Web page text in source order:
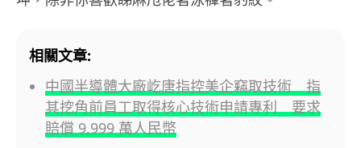
相關文章:
中國半導體大廠屹唐指控美企竊取技術 指
其挖角前員工取得核心技術申請專利 要求
賠償 9,999 萬人民幣